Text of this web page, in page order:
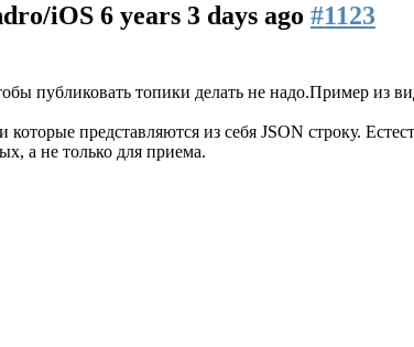
iOS 6 years 3 days ago #1123
публиковать топики делать не надо.Пример из
представляются из себя JSON строку.
а не только для приема.